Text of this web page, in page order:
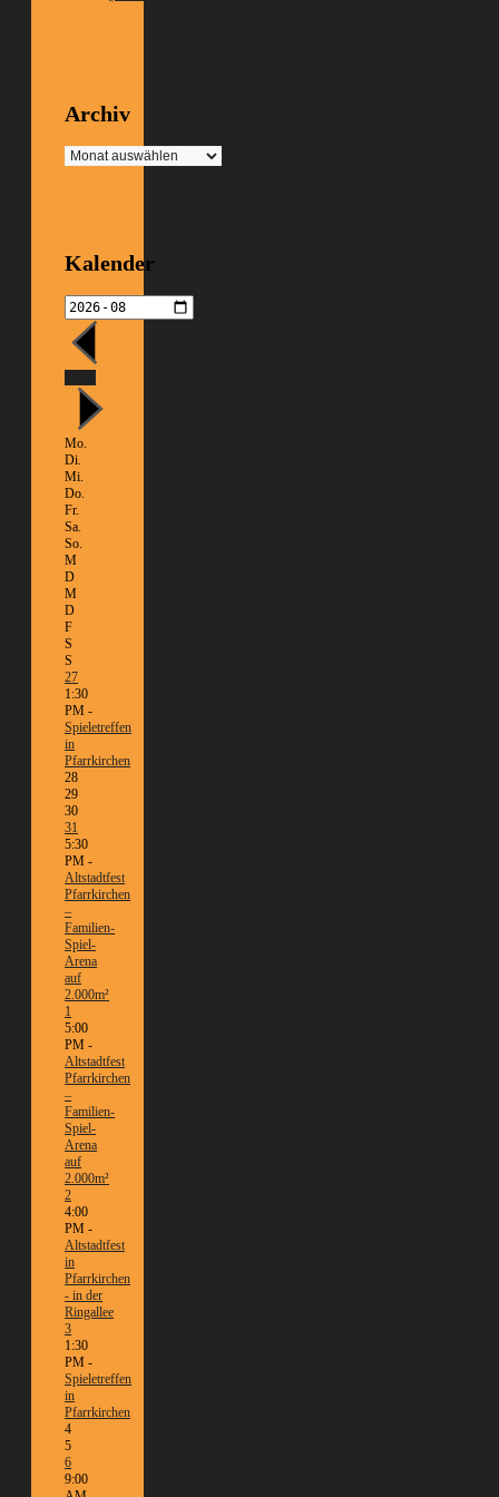
Archiv
Archiv
Kalender
Mo.
Di.
Mi.
Do.
Fr.
Sa.
So.
M
D
M
D
F
S
S
27
1:30
PM -
Spieletreffen
in
Pfarrkirchen
28
29
30
31
5:30
PM -
Altstadtfest
Pfarrkirchen
–
Familien-
Spiel-
Arena
auf
2.000m²
1
5:00
PM -
Altstadtfest
Pfarrkirchen
–
Familien-
Spiel-
Arena
auf
2.000m²
2
4:00
PM -
Altstadtfest
in
Pfarrkirchen
- in der
Ringallee
3
1:30
PM -
Spieletreffen
in
Pfarrkirchen
4
5
6
9:00